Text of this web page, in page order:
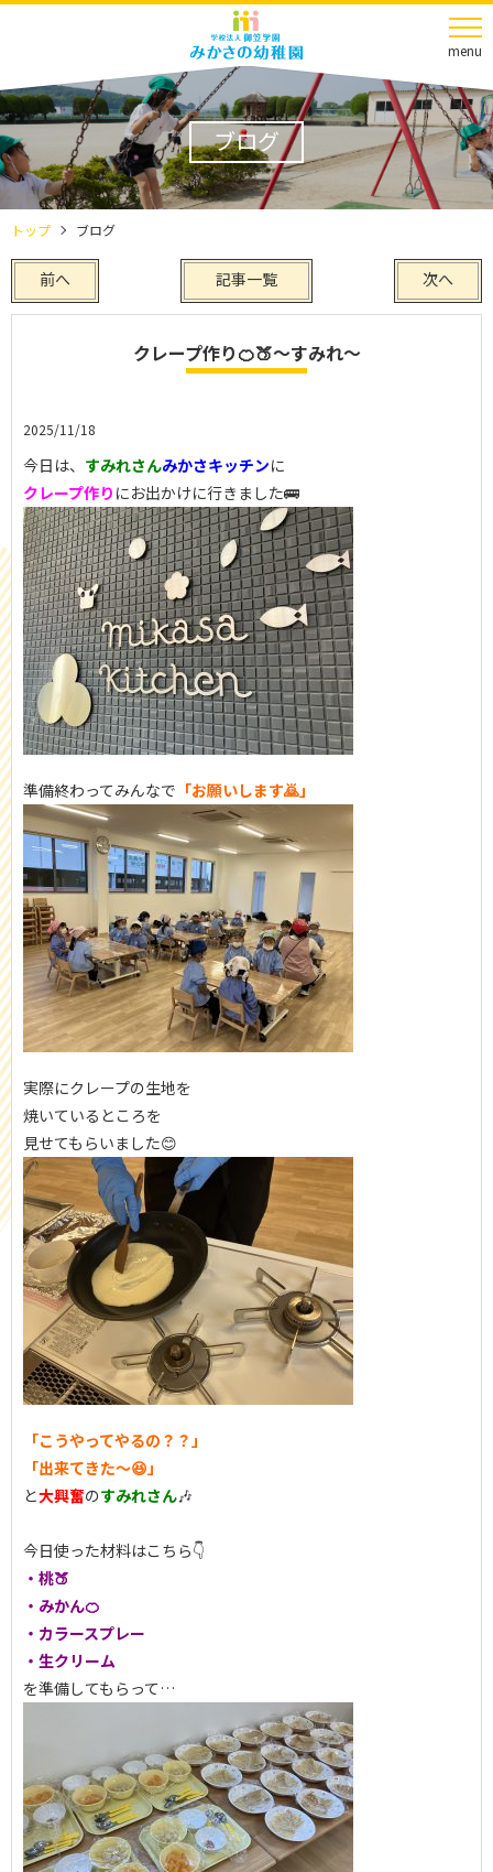
menu
ブログ
トップ ブログ
前へ 次へ
記事一覧
クレープ作り🍊🍑～すみれ～
2025/11/18
今日は、 すみれさんみかさキッチンに
クレープ作り にお出かけに行きました🚌
準備終わってみんなで 「お願いします🙇」
実際にクレープの生地を
焼いているところを
見せてもらいました😊
「こうやってやるの？？」
「出来てきた～😆」
と大興奮のすみれさん🎶
今日使った材料はこちら👇
・桃🍑
・みかん🍊
・カラースプレー
・生クリーム
を準備してもらって…